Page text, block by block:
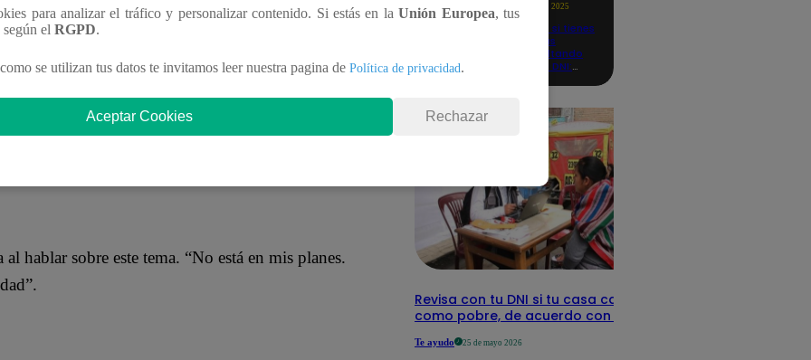
y es que el éxito le sonríe. Realizada como
asegura tener todo lo que siempre buscó.
Valcárcel. La empresaria, acaba de regresar del
hablar sobre este tema. “No está en mis planes.
2025
Revisa si tienes
deudas
consultando
con tu DNI:
detalles
Revisa con tu DNI si tu casa califica
como pobre, de acuerdo con el Sisfoh
Te ayudo 25 de mayo 2026
para analizar el tráfico y personalizar contenido. Si estás en laUnión Europea, tus
según el RGPD.
se utilizan tus datos te invitamos leer nuestra pagina de Política de privacidad.
Aceptar Cookies Rechazar